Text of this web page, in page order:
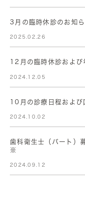
3月の臨時休診のお知ら
2025.02.26
12月の臨時休診およ
2024.12.05
10月の診療日程およ
2024.10.02
歯科衛生士（パート
※
2024.09.12